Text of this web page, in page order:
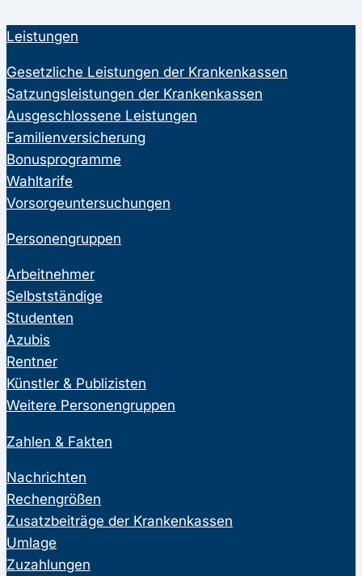
Leistungen
Gesetzliche Leistungen der Krankenkassen
Satzungsleistungen der Krankenkassen
Ausgeschlossene Leistungen
Familienversicherung
Bonusprogramme
Wahltarife
Vorsorgeuntersuchungen
Personengruppen
Arbeitnehmer
Selbstständige
Studenten
Azubis
Rentner
Künstler & Publizisten
Weitere Personengruppen
Zahlen & Fakten
Nachrichten
Rechengrößen
Zusatzbeiträge der Krankenkassen
Umlage
Zuzahlungen